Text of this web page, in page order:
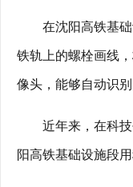
在沈阳高铁基
铁轨上的螺栓画线
像头，能够自动识
近年来，在科
阳高铁基础设施段